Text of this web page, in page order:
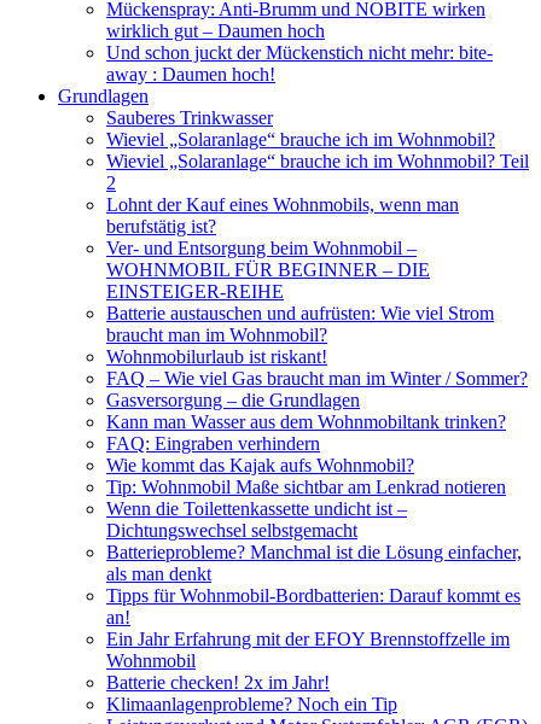
Mückenspray: Anti-Brumm und NOBITE wirken
wirklich gut – Daumen hoch
Und schon juckt der Mückenstich nicht mehr: bite-
away : Daumen hoch!
Grundlagen
Sauberes Trinkwasser
Wieviel „Solaranlage“ brauche ich im Wohnmobil?
Wieviel „Solaranlage“ brauche ich im Wohnmobil? Teil
2
Lohnt der Kauf eines Wohnmobils, wenn man
berufstätig ist?
Ver- und Entsorgung beim Wohnmobil –
WOHNMOBIL FÜR BEGINNER – DIE
EINSTEIGER-REIHE
Batterie austauschen und aufrüsten: Wie viel Strom
braucht man im Wohnmobil?
Wohnmobilurlaub ist riskant!
FAQ – Wie viel Gas braucht man im Winter / Sommer?
Gasversorgung – die Grundlagen
Kann man Wasser aus dem Wohnmobiltank trinken?
FAQ: Eingraben verhindern
Wie kommt das Kajak aufs Wohnmobil?
Tip: Wohnmobil Maße sichtbar am Lenkrad notieren
Wenn die Toilettenkassette undicht ist –
Dichtungswechsel selbstgemacht
Batterieprobleme? Manchmal ist die Lösung einfacher,
als man denkt
Tipps für Wohnmobil-Bordbatterien: Darauf kommt es
an!
Ein Jahr Erfahrung mit der EFOY Brennstoffzelle im
Wohnmobil
Batterie checken! 2x im Jahr!
Klimaanlagenprobleme? Noch ein Tip